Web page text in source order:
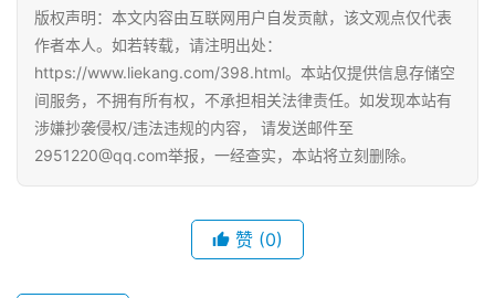
版权声明：本文内容由互联网用户自发贡献，该文观点仅代表
作者本人。如若转载，请注明出处：
https://www.liekang.com/398.html。本站仅提供信息存储空
间服务，不拥有所有权，不承担相关法律责任。如发现本站有
涉嫌抄袭侵权/违法违规的内容， 请发送邮件至
2951220@qq.com举报，一经查实，本站将立刻删除。
赞 (0)